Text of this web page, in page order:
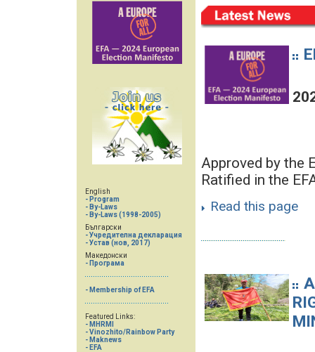
English
- Program
- By-Laws
- By-Laws (1998-2005)
Български
- Учредителна декларация
- Устав (нов, 2017)
Македонски
- Програма
- Membership of EFA
Featured Links:
- MHRMI
- Vinozhito/Rainbow Party
- Maknews
- EFA
Approved by the
Ratified in the
Read this page